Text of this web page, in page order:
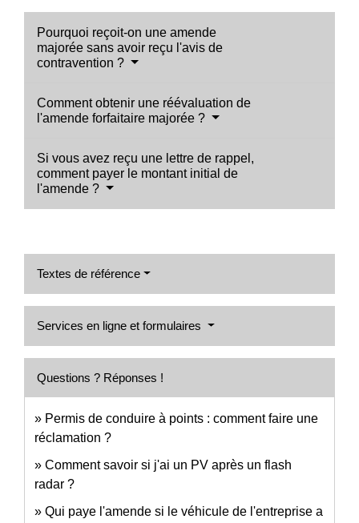
Pourquoi reçoit-on une amende
majorée sans avoir reçu l'avis de
contravention ?
Comment obtenir une réévaluation de
l'amende forfaitaire majorée ?
Si vous avez reçu une lettre de rappel,
comment payer le montant initial de
l'amende ?
Textes de référence
Services en ligne et formulaires
Questions ? Réponses !
Permis de conduire à points : comment faire une
réclamation ?
Comment savoir si j'ai un PV après un flash
radar ?
Qui paye l'amende si le véhicule de l'entreprise a